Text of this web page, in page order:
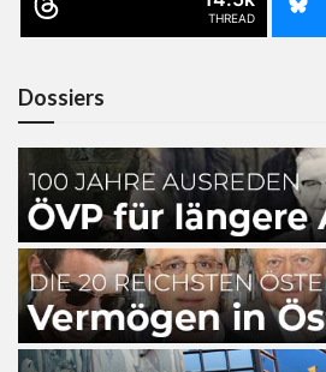
THREAD
Dossiers